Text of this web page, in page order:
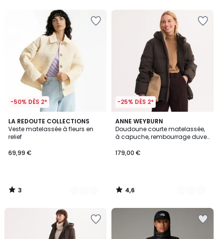
-50% DÈS 2*
LA REDOUTE COLLECTIONS
Veste matelassée à fleurs en
relief
69,99 €
3
/
5
2
Couleurs
3
/
-25% DÈS 2*
ANNE WEYBURN
Doudoune courte matelassée,
à capuche, rembourrage duvet
179,00 €
4,6
/ 5
2
Couleurs
4,6
/